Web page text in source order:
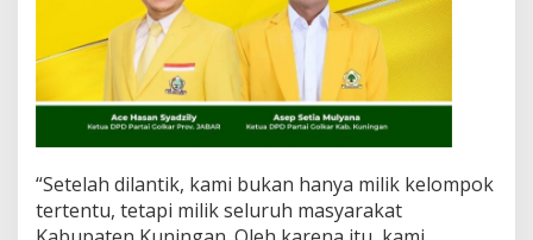
“Setelah dilantik, kami bukan hanya milik kelompok
tertentu, tetapi milik seluruh masyarakat